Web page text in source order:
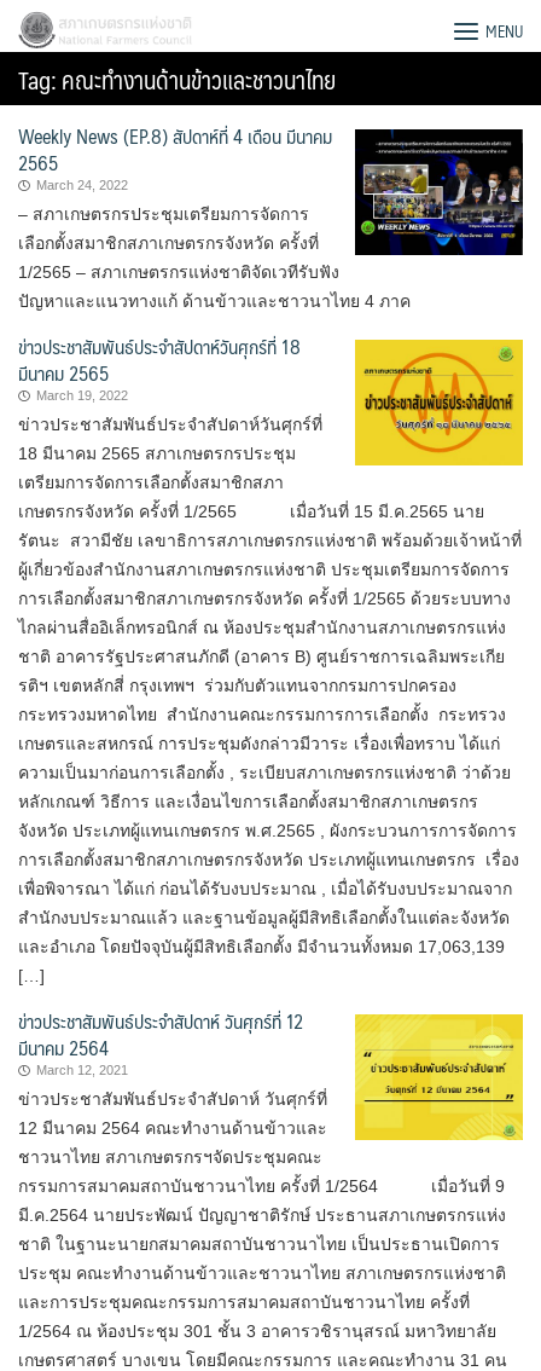
Skip
content
Search
for:
สภาเกษตรกรแห่งชาติ MENU
Tag:คณะทำงานด้านข้าวและชาวนาไทย
Weekly News (EP.8) สัปดาห์ที่ 4 เดือน มีนาคม
2565
March 24, 2022
– สภาเกษตรกรประชุมเตรียมการจัดการ
เลือกตั้งสมาชิกสภาเกษตรกรจังหวัด ครั้งที่
1/2565 – สภาเกษตรกรแห่งชาติจัดเวทีรับฟัง
ปัญหาและแนวทางแก้ ด้านข้าวและชาวนาไทย 4 ภาค
ข่าวประชาสัมพันธ์ประจำสัปดาห์วันศุกร์ที่ 18
มีนาคม 2565
March 19, 2022
ข่าวประชาสัมพันธ์ประจำสัปดาห์วันศุกร์ที่
18 มีนาคม 2565 สภาเกษตรกรประชุม
เตรียมการจัดการเลือกตั้งสมาชิกสภา
เกษตรกรจังหวัด ครั้งที่ 1/2565 เมื่อวันที่ 15 มี.ค.2565 นาย
รัตนะ สวามีชัย เลขาธิการสภาเกษตรกรแห่งชาติ พร้อมด้วยเจ้าหน้าที่
ผู้เกี่ยวข้องสำนักงานสภาเกษตรกรแห่งชาติ ประชุมเตรียมการจัดการ
การเลือกตั้งสมาชิกสภาเกษตรกรจังหวัด ครั้งที่ 1/2565 ด้วยระบบทาง
ไกลผ่านสื่ออิเล็กทรอนิกส์ ณ ห้องประชุมสำนักงานสภาเกษตรกรแห่ง
ชาติ อาคารรัฐประศาสนภักดี (อาคาร B) ศูนย์ราชการเฉลิมพระเกีย
รติฯ เขตหลักสี่ กรุงเทพฯ ร่วมกับตัวแทนจากกรมการปกครอง
กระทรวงมหาดไทย สำนักงานคณะกรรมการการเลือกตั้ง กระทรวง
เกษตรและสหกรณ์ การประชุมดังกล่าวมีวาระ เรื่องเพื่อทราบ ได้แก่
ความเป็นมาก่อนการเลือกตั้ง , ระเบียบสภาเกษตรกรแห่งชาติ ว่าด้วย
หลักเกณฑ์ วิธีการ และเงื่อนไขการเลือกตั้งสมาชิกสภาเกษตรกร
จังหวัด ประเภทผู้แทนเกษตรกร พ.ศ.2565 , ผังกระบวนการการจัดการ
การเลือกตั้งสมาชิกสภาเกษตรกรจังหวัด ประเภทผู้แทนเกษตรกร เรื่อง
เพื่อพิจารณา ได้แก่ ก่อนได้รับงบประมาณ , เมื่อได้รับงบประมาณจาก
สำนักงบประมาณแล้ว และฐานข้อมูลผู้มีสิทธิเลือกตั้งในแต่ละจังหวัด
และอำเภอ โดยปัจจุบันผู้มีสิทธิเลือกตั้ง มีจำนวนทั้งหมด 17,063,139
[…]
ข่าวประชาสัมพันธ์ประจำสัปดาห์ วันศุกร์ที่ 12
มีนาคม 2564
March 12, 2021
ข่าวประชาสัมพันธ์ประจำสัปดาห์ วันศุกร์ที่
12 มีนาคม 2564 คณะทำงานด้านข้าวและ
ชาวนาไทย สภาเกษตรกรฯจัดประชุมคณะ
กรรมการสมาคมสถาบันชาวนาไทย ครั้งที่ 1/2564 เมื่อวันที่ 9
มี.ค.2564 นายประพัฒน์ ปัญญาชาติรักษ์ ประธานสภาเกษตรกรแห่ง
ชาติ ในฐานะนายกสมาคมสถาบันชาวนาไทย เป็นประธานเปิดการ
ประชุม คณะทำงานด้านข้าวและชาวนาไทย สภาเกษตรกรแห่งชาติ
และการประชุมคณะกรรมการสมาคมสถาบันชาวนาไทย ครั้งที่
1/2564 ณ ห้องประชุม 301 ชั้น 3 อาคารวชิรานุสรณ์ มหาวิทยาลัย
เกษตรศาสตร์ บางเขน โดยมีคณะกรรมการ และคณะทำงาน 31 คน